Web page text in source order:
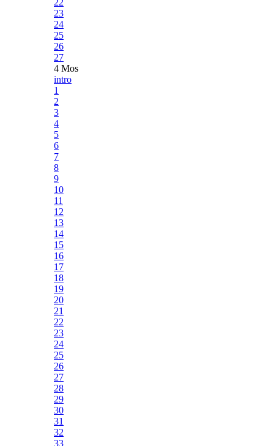
22
23
24
25
26
27
4 Mos
intro
1
2
3
4
5
6
7
8
9
10
11
12
13
14
15
16
17
18
19
20
21
22
23
24
25
26
27
28
29
30
31
32
33